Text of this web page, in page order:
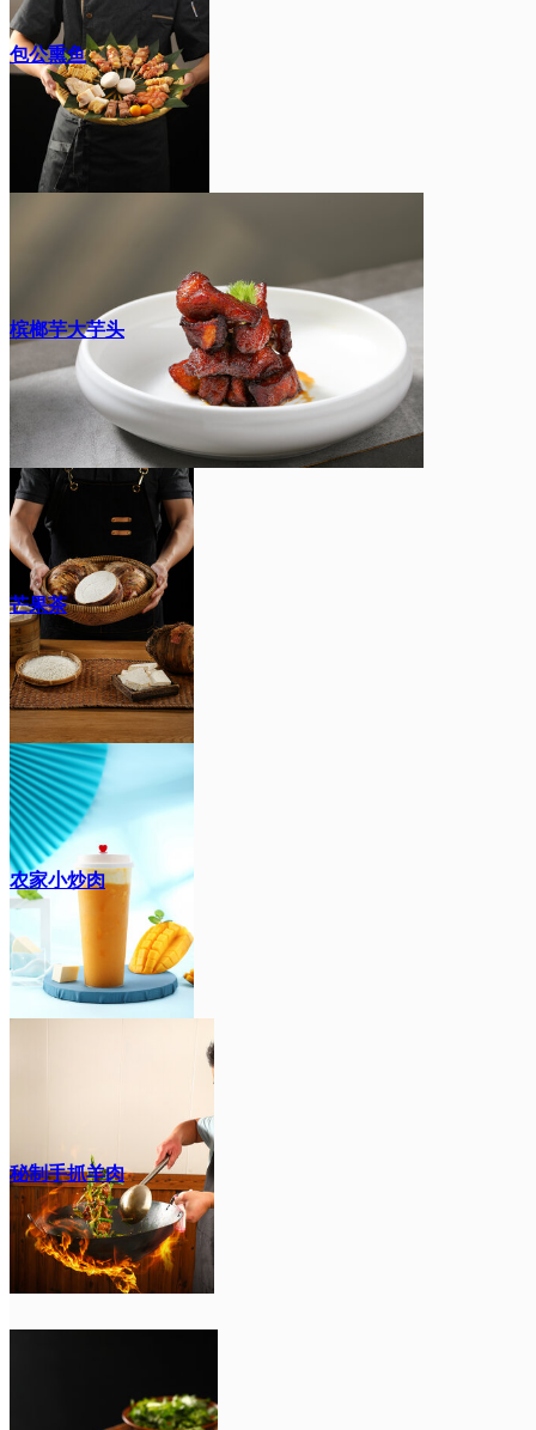
包公熏鱼
槟榔芋大芋头
芒果茶
农家小炒肉
秘制手抓羊肉